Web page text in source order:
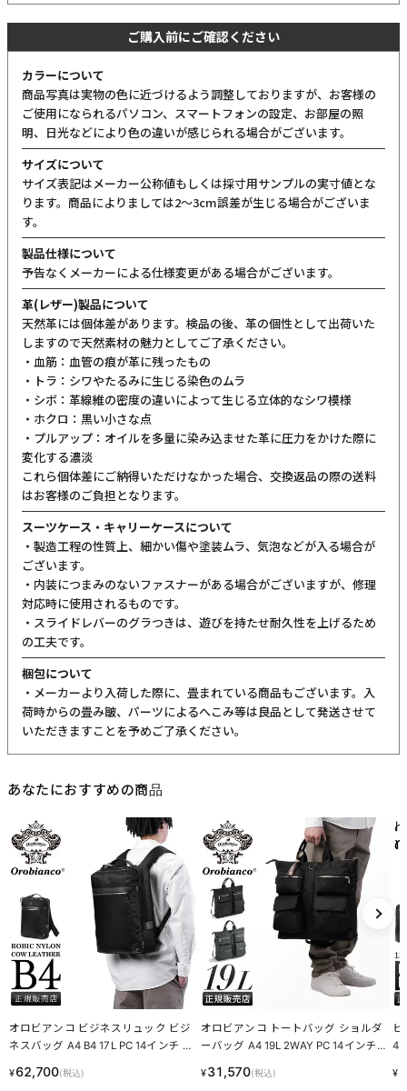
ご購入前にご確認ください
カラーについて
商品写真は実物の色に近づけるよう調整しておりますが、お客様の
ご使用になられるパソコン、スマートフォンの設定、お部屋の照
明、日光などにより色の違いが感じられる場合がございます。
サイズについて
サイズ表記はメーカー公称値もしくは採寸用サンプルの実寸値とな
ります。商品によりましては2〜3cm誤差が生じる場合がございま
す。
製品仕様について
予告なくメーカーによる仕様変更がある場合がございます。
革(レザー)製品について
天然革には個体差があります。検品の後、革の個性として出荷いた
しますので天然素材の魅力としてご了承ください。
・血筋：血管の痕が革に残ったもの
・トラ：シワやたるみに生じる染色のムラ
・シボ：革線維の密度の違いによって生じる立体的なシワ模様
・ホクロ：黒い小さな点
・プルアップ：オイルを多量に染み込ませた革に圧力をかけた際に
変化する濃淡
これら個体差にご納得いただけなかった場合、交換返品の際の送料
はお客様のご負担となります。
スーツケース・キャリーケースについて
・製造工程の性質上、細かい傷や塗装ムラ、気泡などが入る場合が
ございます。
・内装につまみのないファスナーがある場合がございますが、修理
対応時に使用されるものです。
・スライドレバーのグラつきは、遊びを持たせ耐久性を上げるため
の工夫です。
梱包について
・メーカーより入荷した際に、畳まれている商品もございます。入
荷時からの畳み皺、パーツによるへこみ等は良品として発送させて
いただきますことを予めご了承ください。
あなたにおすすめの商品
オロビアンコ ビジネスリュック ビジ
ネスバッグ A4 B4 17L PC 14インチ Or
¥62,700(税込)
オロビアンコ トートバッグ ショルダ
ーバッグ A4 19L 2WAY PC 14インチ
¥31,570(税込)
4
¥